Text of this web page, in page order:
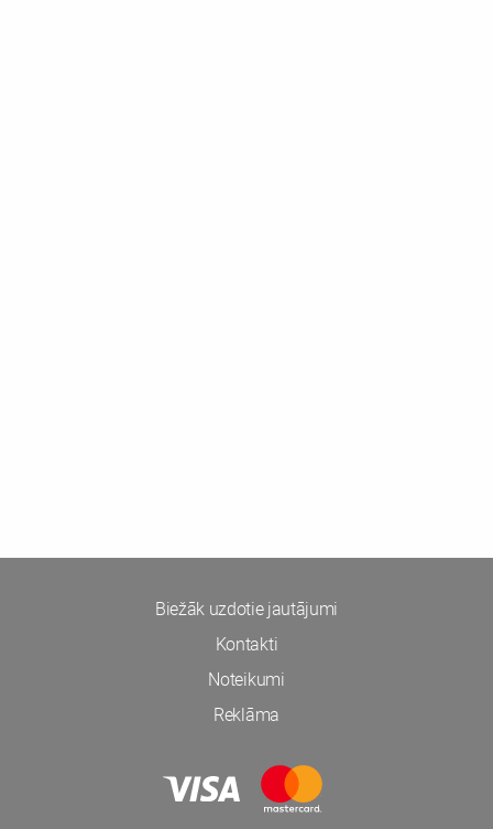
Biežāk uzdotie jautājumi
Kontakti
Noteikumi
Reklāma